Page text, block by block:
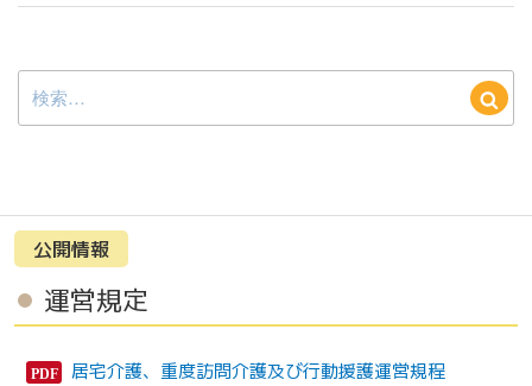
索:
検
索
公開情報
運営規定
居宅介護、重度訪問介護及び行動援護運営規程